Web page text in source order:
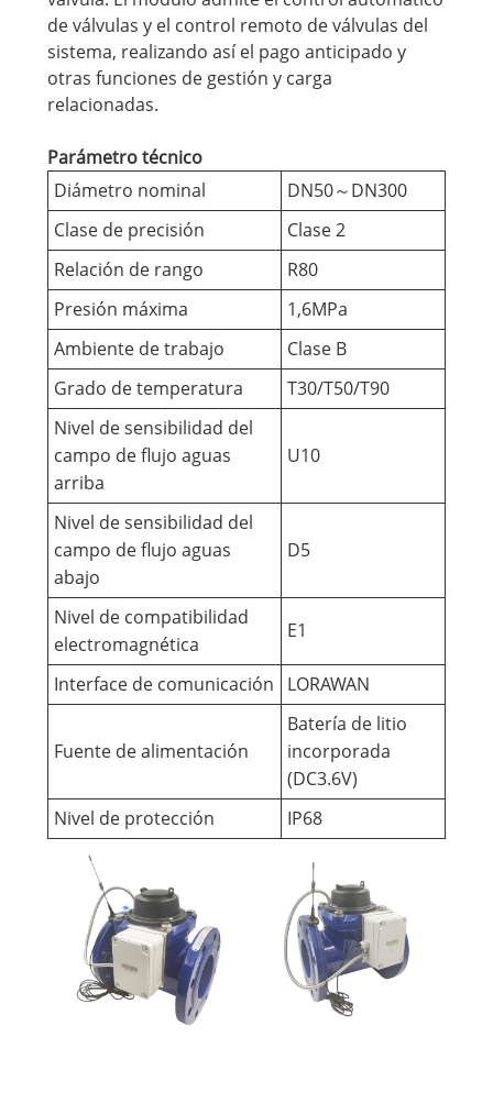
de válvulas y el control remoto de válvulas del
sistema, realizando así el pago anticipado y
otras funciones de gestión y carga
relacionadas.
Parámetro técnico
Diámetro nominal
DN50～DN300
Clase de precisión
Clase 2
Relación de rango
R80
Presión máxima
1,6MPa
Ambiente de trabajo
Clase B
Grado de temperatura
T30/T50/T90
Nivel de sensibilidad del
campo de flujo aguas
arriba
U10
Nivel de sensibilidad del
campo de flujo aguas
abajo
D5
Nivel de compatibilidad
electromagnética
E1
Interface de comunicación LORAWAN
Fuente de alimentación
Batería de litio
incorporada
(DC3.6V)
Nivel de protección
IP68